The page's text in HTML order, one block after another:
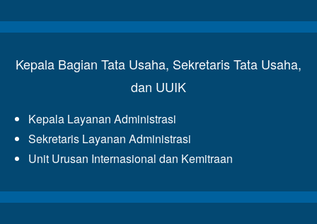
Kepala Bagian Tata Usaha, Sekretaris Tata Usaha,
dan UUIK
Kepala Layanan Administrasi
Sekretaris Layanan Administrasi
Unit Urusan Internasional dan Kemitraan